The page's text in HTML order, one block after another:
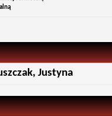
Justyna